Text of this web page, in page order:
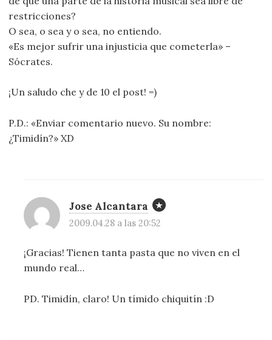
restricciones?
O sea, o sea y o sea, no entiendo.
«Es mejor sufrir una injusticia que cometerla» –
Sócrates.
¡Un saludo che y de 10 el post! =)
P.D.: «Enviar comentario nuevo. Su nombre:
¿Timidín?» XD
Jose Alcantara
2009.04.28 a las 20:52
¡Gracias! Tienen tanta pasta que no viven en el
mundo real…
PD. Timidín, claro! Un tímido chiquitín :D